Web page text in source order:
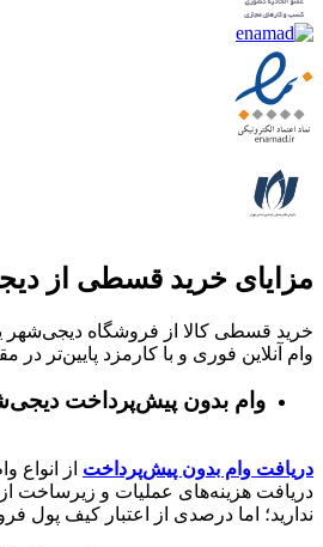
مزایای خرید قسطی از
خرید قسطی کالا از فروشگاه دیجی‌شهر
وام آنلاین فوری و با کارمزد پایین‌تر در
وام بدون پیش‌پرداخت‌
دریافت وام بدون پیش‌پرداخت از
دریافت هزینه‌های عملیات و زیرساخت
ندارید؛ اما درصدی از اعتبار کیف پول